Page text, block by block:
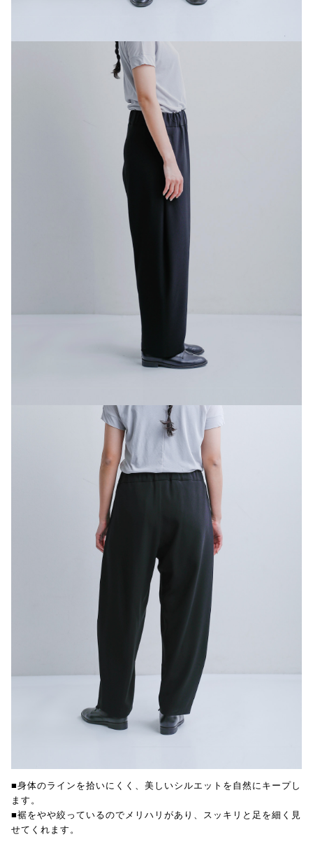
■身体のラインを拾いにくく、美しいシルエットを自然にキープし
ます。
■裾をやや絞っているのでメリハリがあり、スッキリと足を細く見
せてくれます。